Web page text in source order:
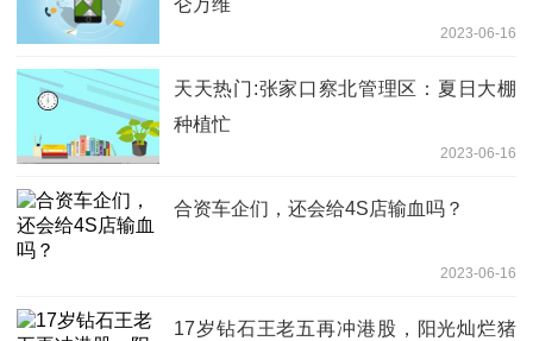
2023-06-16
天天热门:张家口察北管理区：夏日大棚
种植忙
2023-06-16
合资车企们，还会给4S店输血吗？
2023-06-16
17岁钻石王老五再冲港股，阳光灿烂猪